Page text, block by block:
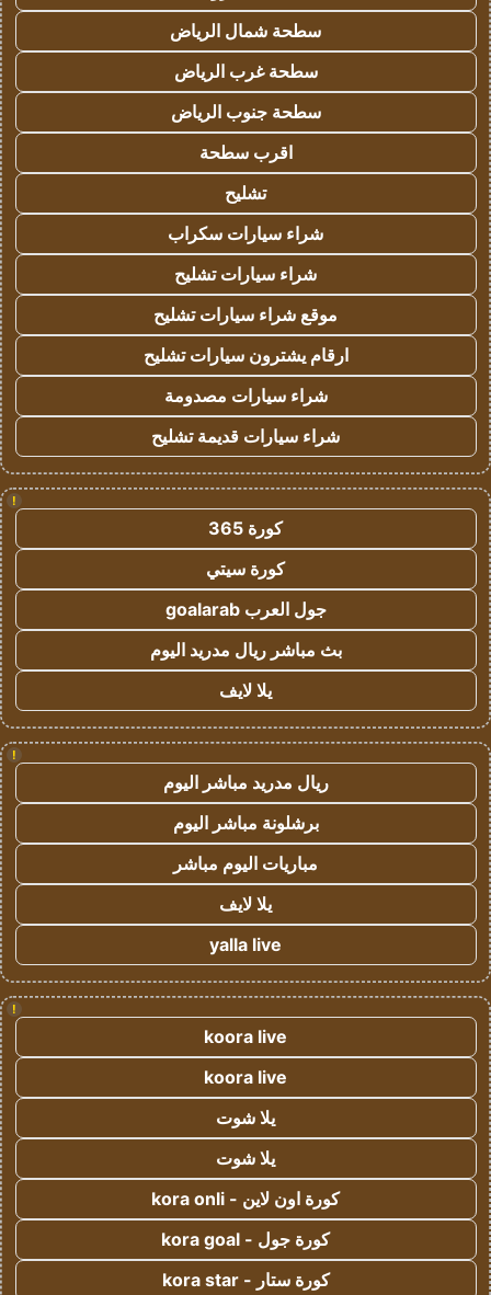
سطحة شمال الرياض
سطحة غرب الرياض
سطحة جنوب الرياض
اقرب سطحة
تشليح
شراء سيارات سكراب
شراء سيارات تشليح
موقع شراء سيارات تشليح
ارقام يشترون سيارات تشليح
شراء سيارات مصدومة
شراء سيارات قديمة تشليح
!
كورة 365
كورة سيتي
جول العرب goalarab
بث مباشر ريال مدريد اليوم
يلا لايف
!
ريال مدريد مباشر اليوم
برشلونة مباشر اليوم
مباريات اليوم مباشر
يلا لايف
yalla live
!
koora live
koora live
يلا شوت
يلا شوت
كورة اون لاين - kora onli
كورة جول - kora goal
كورة ستار - kora star